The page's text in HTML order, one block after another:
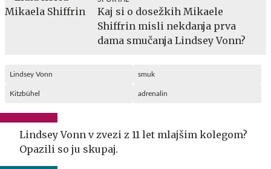
Kaj si o dosežkih Mikaele
Shiffrin misli nekdanja prva
dama smučanja Lindsey Vonn?
Lindsey Vonn smuk
Kitzbühel adrenalin
Lindsey Vonn v zvezi z 11 let mlajšim kolegom?
Opazili so ju skupaj.